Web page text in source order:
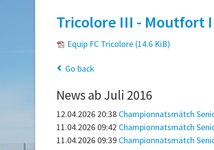
Tricolore III - Moutfort
Equip FC Tricolore (14.6 KiB)
Go back
News ab Juli 2016
12.04.2026 20:38 Championnatsmätch
11.04.2026 09:42 Championnatsmätch
11.04.2026 09:39 Championnatsmätch